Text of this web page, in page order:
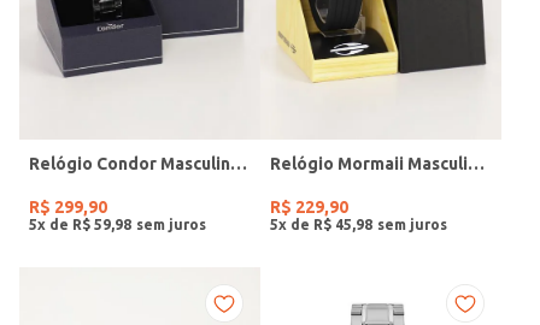
Relógio Condor Masculino PRETO
R$ 299,90
5x de R$ 59 98
Relógio Mormaii Masculino PRETO
R$ 229,90
5x de R$ 45 98